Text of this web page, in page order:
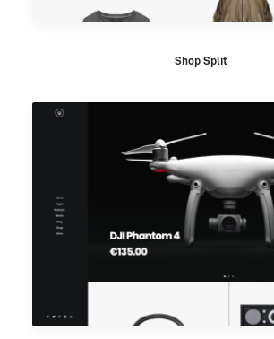
Shop Split